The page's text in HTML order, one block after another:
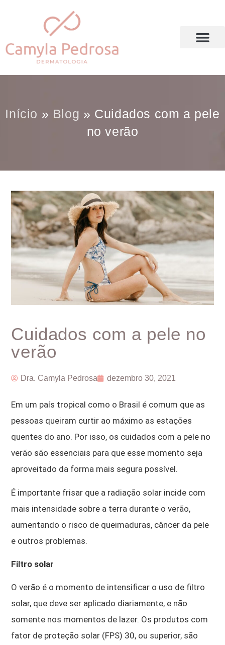
Início » Blog » Cuidados com a pele
no verão
Cuidados com a pele no
verão
Dra. Camyla Pedrosa dezembro 30, 2021
Em um país tropical como o Brasil é comum que as
pessoas queiram curtir ao máximo as estações
quentes do ano. Por isso, os cuidados com a pele no
verão são essenciais para que esse momento seja
aproveitado da forma mais segura possível.
É importante frisar que a radiação solar incide com
mais intensidade sobre a terra durante o verão,
aumentando o risco de queimaduras, câncer da pele
e outros problemas.
Filtro solar
O verão é o momento de intensificar o uso de filtro
solar, que deve ser aplicado diariamente, e não
somente nos momentos de lazer. Os produtos com
fator de proteção solar (FPS) 30, ou superior, são